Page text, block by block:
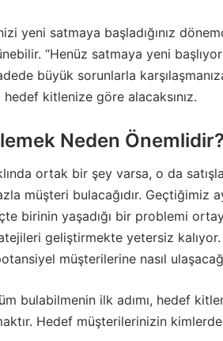
yeni satmaya başladığınız
“Henüz satmaya yeni
büyük sorunlarla
kitlenize göre alacaksınız.
Neden Önemlidir?
ortak bir şey varsa, o da
müşteri bulacağıdır. Geçtiğimiz
birinin yaşadığı bir problemi
geliştirmekte yetersiz
müşterilerine nasıl
bulabilmenin ilk adımı, hedef
Hedef müşterilerinizin